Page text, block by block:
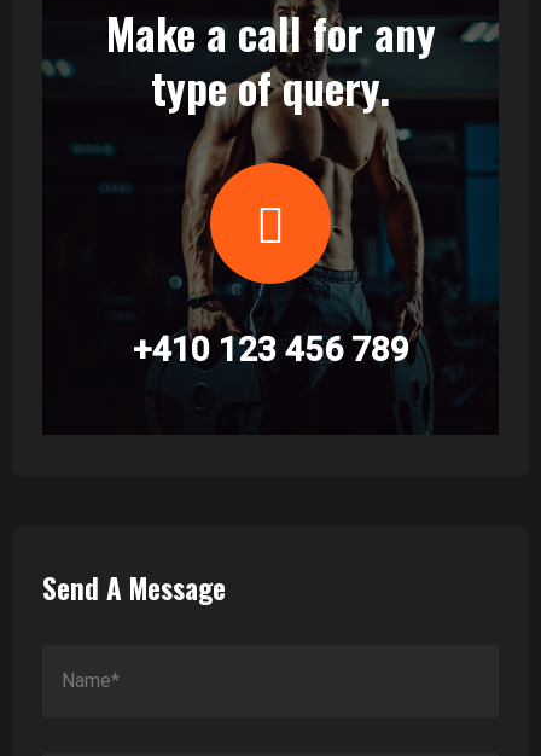
Make a call for any
type of query.
+410 123 456 789
Send A Message